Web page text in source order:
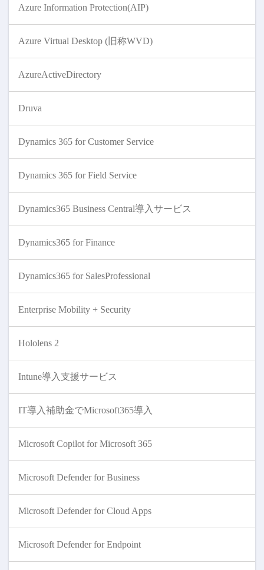
Azure Information Protection(AIP)
Azure Virtual Desktop (旧称WVD)
AzureActiveDirectory
Druva
Dynamics 365 for Customer Service
Dynamics 365 for Field Service
Dynamics365 Business Central導入サービス
Dynamics365 for Finance
Dynamics365 for SalesProfessional
Enterprise Mobility + Security
Hololens 2
Intune導入支援サービス
IT導入補助金でMicrosoft365導入
Microsoft Copilot for Microsoft 365
Microsoft Defender for Business
Microsoft Defender for Cloud Apps
Microsoft Defender for Endpoint